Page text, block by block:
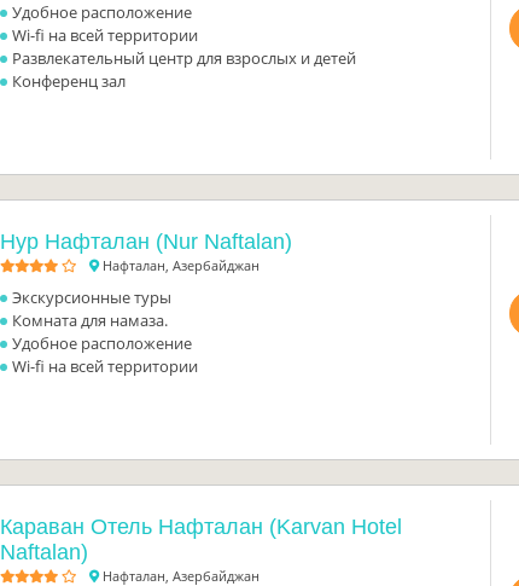
Удобное расположение
Wi-fi на всей территории
Развлекательный центр для взрослых и детей
Конференц зал
Нур Нафталан (Nur Naftalan)
Нафталан, Азербайджан
Экскурсионные туры
Комната для намаза.
Удобное расположение
Wi-fi на всей территории
Караван Отель Нафталан (Karvan Hotel
Naftalan)
Нафталан, Азербайджан